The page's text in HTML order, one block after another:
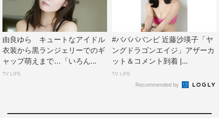
由良ゆら キュートなアイドル
衣装から黒ランジェリーでのギ
ャップ萌えまで…「いろん...
TV LIFE
#ババババンビ 近藤沙瑛子「ヤ
ングドラゴンエイジ」アザーカ
ット＆コメント到着 |...
TV LIFE
Recommended by